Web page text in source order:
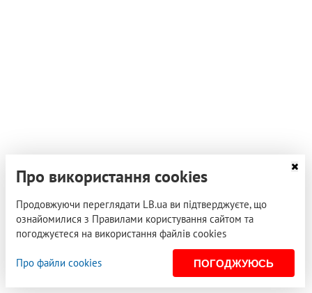
Про використання cookies
Продовжуючи переглядати LB.ua ви підтверджуєте, що
ознайомилися з Правилами користування сайтом та
погоджуєтеся на використання файлів cookies
Про файли cookies ПОГОДЖУЮСЬ